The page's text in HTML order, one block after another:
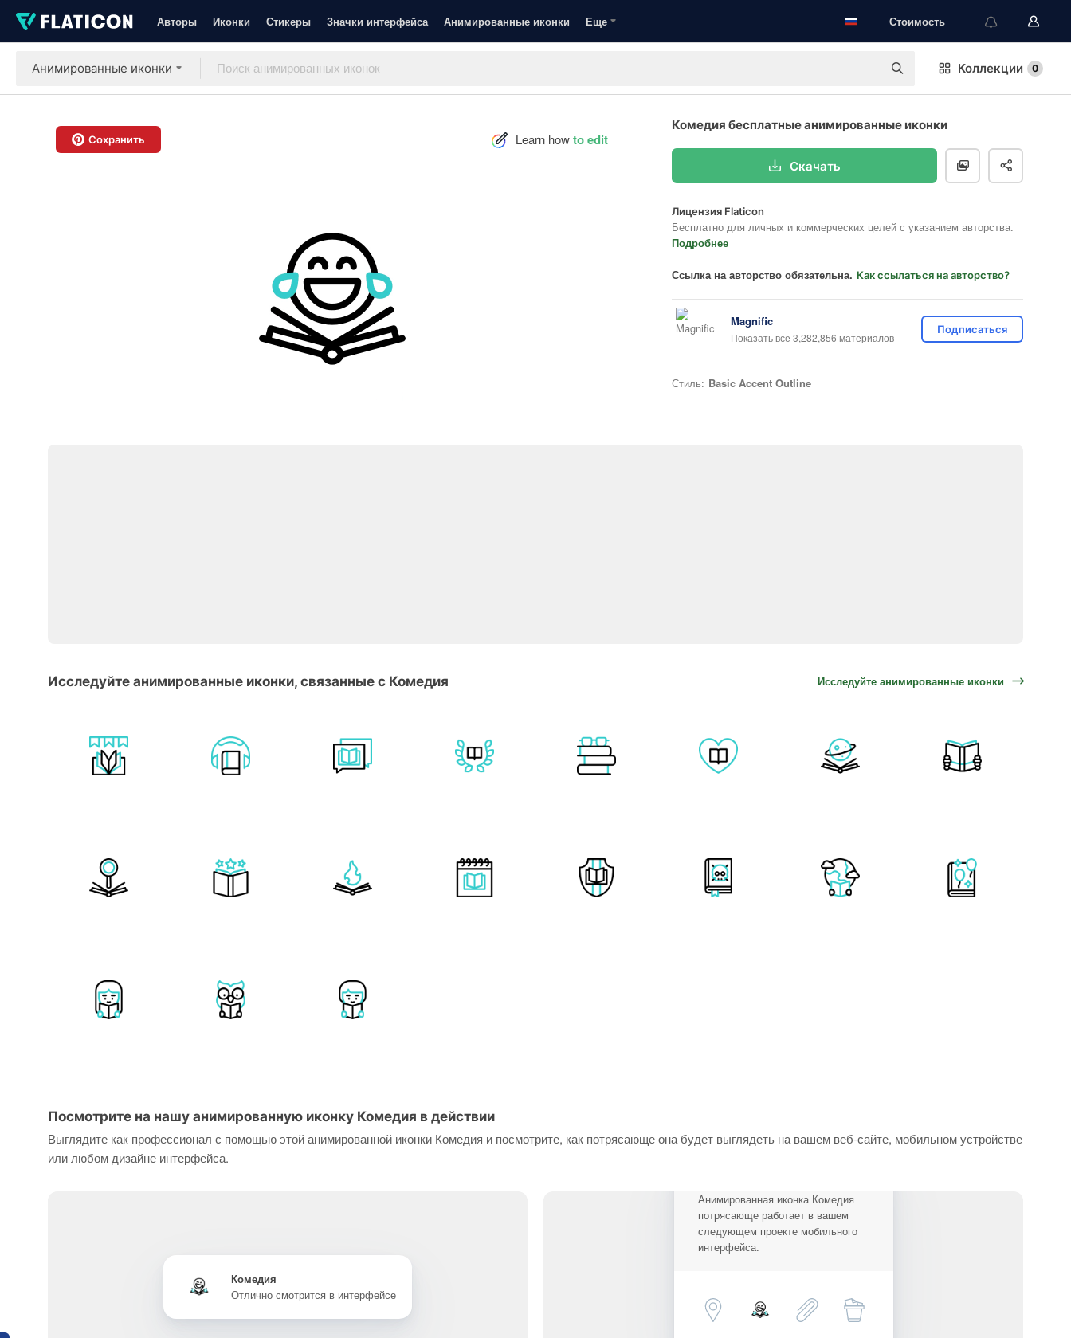
Авторы Иконки Стикеры Значки интерфейса Анимированные иконки Еще Стоимость
Анимированные иконки Коллекции 0
Сохранить Learn howto edit
Комедия бесплатные анимированные иконки
Скачать
Лицензия Flaticon
Бесплатно для личных и коммерческих целей с указанием авторства.
Подробнее
Ссылка на авторство обязательна. Как ссылаться на авторство?
Magnific
Показать все 3,282,856 материалов
Подписаться
Стиль: Basic Accent Outline
Исследуйте анимированные иконки, связанные с Комедия Исследуйте анимированные иконки
Посмотрите на нашу анимированную иконку Комедия в действии
Выглядите как профессионал с помощью этой анимированной иконки Комедия и посмотрите, как потрясающе она будет выглядеть на вашем веб-сайте, мобильном устройстве
или любом дизайне интерфейса.
Комедия
Отлично смотрится в интерфейсе
Анимированная иконка Комедия
потрясающе работает в вашем
следующем проекте мобильного
интерфейса.